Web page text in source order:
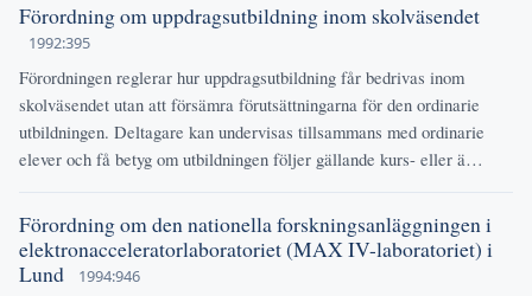
Förordning om uppdragsutbildning inom skolväsendet
1992:395
Förordningen reglerar hur uppdragsutbildning får bedrivas inom
skolväsendet utan att försämra förutsättningarna för den ordinarie
utbildningen. Deltagare kan undervisas tillsammans med ordinarie
elever och få betyg om utbildningen följer gällande kurs- eller ä…
Förordning om den nationella forskningsanläggningen i
elektronacceleratorlaboratoriet (MAX IV-laboratoriet) i
Lund
1994:946